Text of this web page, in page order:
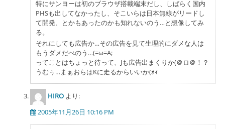
特にサンヨーは初のブラウザ搭載端末だし、しばらく国内
PHSも出してなかったし、そこいらは日本無線がリードし
て開発、とかもあったのかも知れないのう…と想像してみ
る。
それにしても広告か…その広告を見て生理的にダメな人は
もうダメだべのう…(=ω=A;
ってことはちょっと待って、Jも広告出まくりか(＠ロ＠！？
うむぅ…まぁおらはKに走るからいいか(ｫｨ
HIRO より:
2005年11月26日 10:16 PM